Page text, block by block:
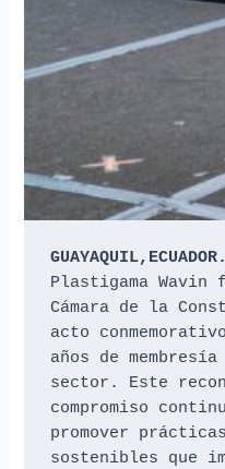
Plastigama
Cámara de la
acto
años de
sector. Este
compromiso
promover
sostenibles que